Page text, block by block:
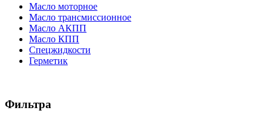
Масло моторное
Масло трансмиссионное
Масло АКПП
Масло КПП
Спецжидкости
Герметик
Фильтра